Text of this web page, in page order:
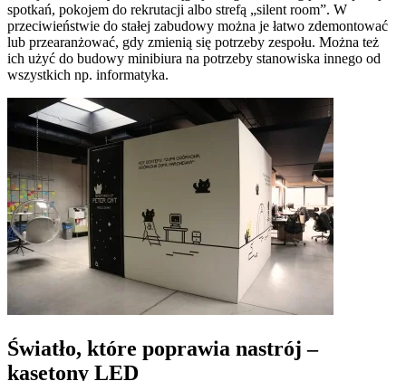
spotkań, pokojem do rekrutacji albo strefą „silent room”. W
przeciwieństwie do stałej zabudowy można je łatwo zdemontować
lub przearanżować, gdy zmienią się potrzeby zespołu. Można też
ich użyć do budowy minibiura na potrzeby stanowiska innego od
wszystkich np. informatyka.
Światło, które poprawia nastrój –
kasetony LED